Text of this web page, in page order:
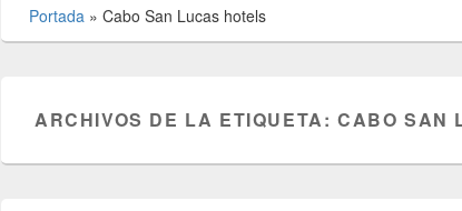
Portada » Cabo San Lucas hotels
ARCHIVOS DE LA ETIQUETA:CABO SAN